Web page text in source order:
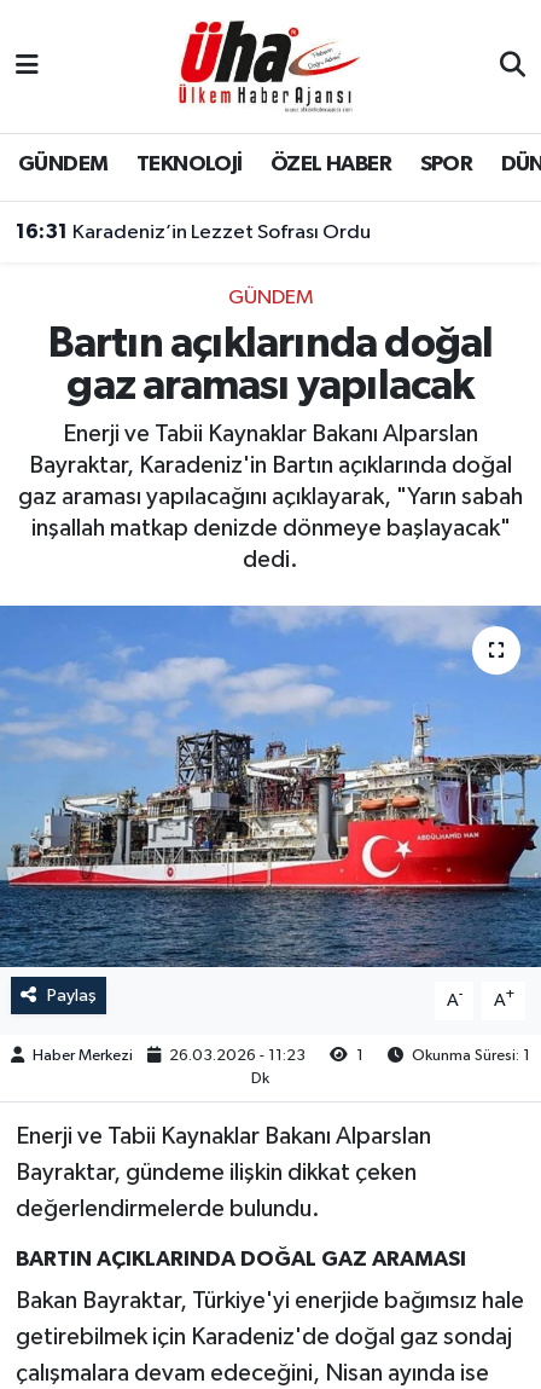
GÜNDEM TEKNOLOJİ ÖZEL HABER SPOR
16:31 Karadeniz’in Lezzet Sofrası Ordu
GÜNDEM
Bartın açıklarında doğal
gaz araması yapılacak
Enerji ve Tabii Kaynaklar Bakanı Alparslan
Bayraktar, Karadeniz'in Bartın açıklarında doğal
gaz araması yapılacağını açıklayarak, "Yarın sabah
inşallah matkap denizde dönmeye başlayacak"
dedi.
Paylaş A- A+
Haber Merkezi 26.03.2026 - 11:23
Okunma Süresi: 1
Dk
Enerji ve Tabii Kaynaklar Bakanı Alparslan
Bayraktar, gündeme ilişkin dikkat çeken
değerlendirmelerde bulundu.
BARTIN AÇIKLARINDA DOĞAL GAZ ARAMASI
Bakan Bayraktar, Türkiye'yi enerjide bağımsız hale
getirebilmek için Karadeniz'de doğal gaz sondaj
çalışmalara devam edeceğini, Nisan ayında ise
İstanbul Nöbetçi Eczaneler
İstanbul Hava Durumu
Süper Lig Puan Durumu ve Fikstür
Tüm Manşetler
Son Dakika Haberleri
Haber Arşivi